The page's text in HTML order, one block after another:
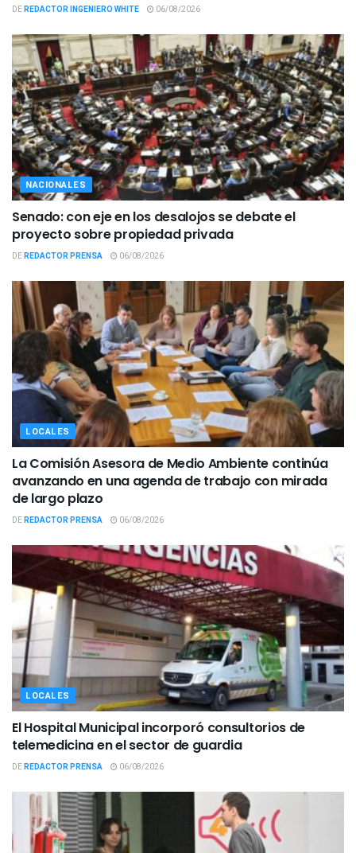
DEREDACTOR INGENIERO WHITE 06/08/2026
NACIONALES
Senado: con eje en los desalojos se debate el
proyecto sobre propiedad privada
DEREDACTOR PRENSA 06/08/2026
LOCALES
La Comisión Asesora de Medio Ambiente continúa
avanzando en una agenda de trabajo con mirada
de largo plazo
DEREDACTOR PRENSA 06/08/2026
LOCALES
El Hospital Municipal incorporó consultorios de
telemedicina en el sector de guardia
DEREDACTOR PRENSA 06/08/2026